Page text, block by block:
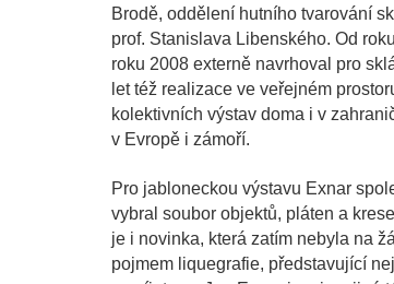
Brodě, oddělení hutního tvarování
prof. Stanislava Libenského. Od
roku 2008 externě navrhoval pro
let též realizace ve veřejném
kolektivních výstav doma i v
v Evropě i zámoří.
Pro jabloneckou výstavu Exnar
vybral soubor objektů, pláten a
je i novinka, která zatím nebyla na
pojmem liquegrafie, představující